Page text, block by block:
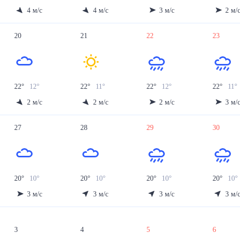
4 м/с
4 м/с
3 м/с
2 м/
20
22° 12°
2 м/с
21
22° 11°
2 м/с
22
22° 12°
2 м/с
23
22° 11°
3 м/
27
20° 10°
3 м/с
28
20° 10°
3 м/с
29
20° 10°
3 м/с
30
20° 10°
3 м/
3 4 5 6